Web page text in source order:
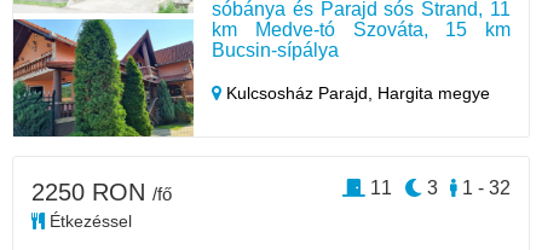
sóbánya és Parajd sós Strand, 11
km Medve-tó Szováta, 15 km
Bucsin-sípálya
Kulcsosház Parajd, Hargita megye
2250 RON /fő
Étkezéssel
1 - 32
3
11